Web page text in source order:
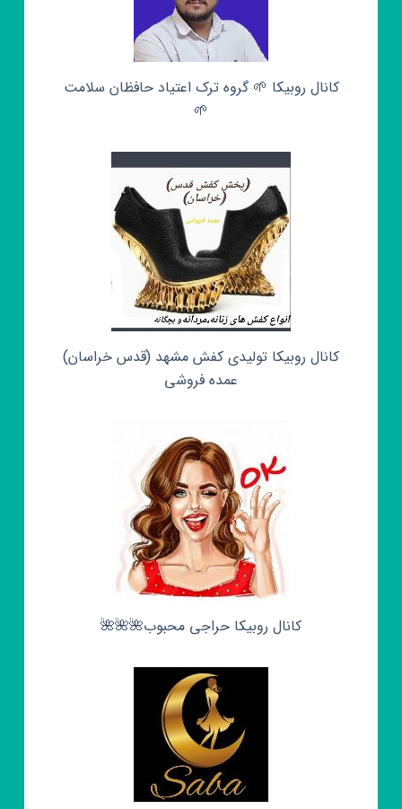
کانال روبیکا 🌱 گروه ترک اعتیاد حافظان سلامت
🌱
کانال روبیکا تولیدی کفش مشهد (قدس خراسان)
عمده فروشی
کانال روبیکا حراجی محبوب🌺🌺🌺